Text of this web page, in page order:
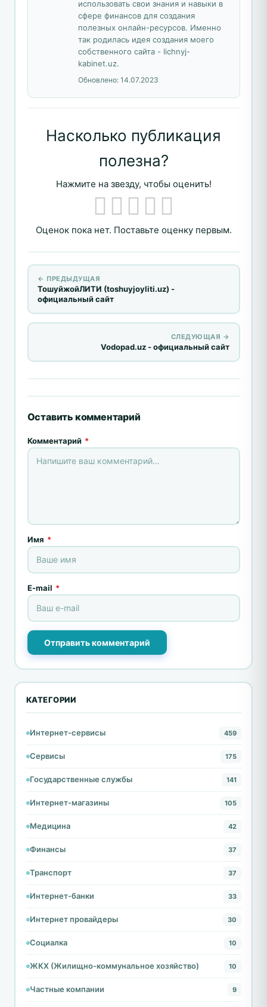
использовать свои знания и навыки в
сфере финансов для создания
полезных онлайн-ресурсов. Именно
так родилась идея создания моего
собственного сайта - lichnyj-
kabinet.uz.
Обновлено: 14.07.2023
Насколько публикация
полезна?
Нажмите на звезду, чтобы оценить!
Оценок пока нет. Поставьте оценку первым.
← ПРЕДЫДУЩАЯ
ТошуйжойЛИТИ (toshuyjoyliti.uz) -
официальный сайт
СЛЕДУЮЩАЯ →
Vodopad.uz - официальный сайт
Оставить комментарий
Комментарий *
Имя *
E-mail *
Отправить комментарий
КАТЕГОРИИ
Интернет-сервисы 459
Сервисы 175
Государственные службы 141
Интернет-магазины 105
Медицина 42
Финансы 37
Транспорт 37
Интернет-банки 33
Интернет провайдеры 30
Социалка 10
ЖКХ (Жилищно-коммунальное хозяйство) 10
Частные компании 9